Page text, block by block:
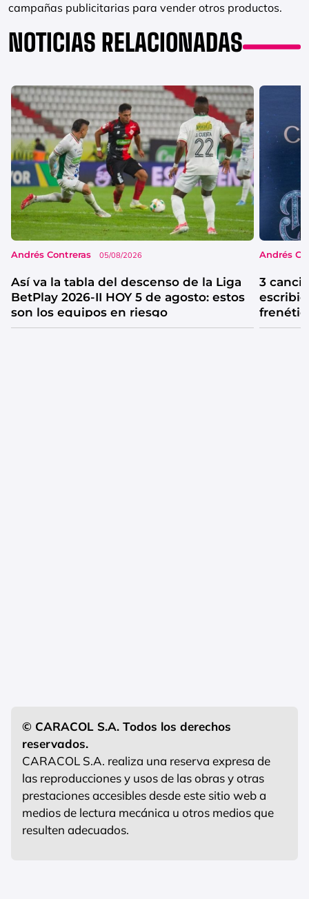
campañas publicitarias para vender otros productos.
NOTICIAS RELACIONADAS
Andrés Contreras 05/08/2026
Así va la tabla del descenso de la Liga
BetPlay 2026-II HOY 5 de agosto: estos
son los equipos en riesgo
Andrés
3
© CARACOL S.A. Todos los derechos
reservados.
CARACOL S.A. realiza una reserva expresa de
las reproducciones y usos de las obras y otras
prestaciones accesibles desde este sitio web a
medios de lectura mecánica u otros medios que
resulten adecuados.